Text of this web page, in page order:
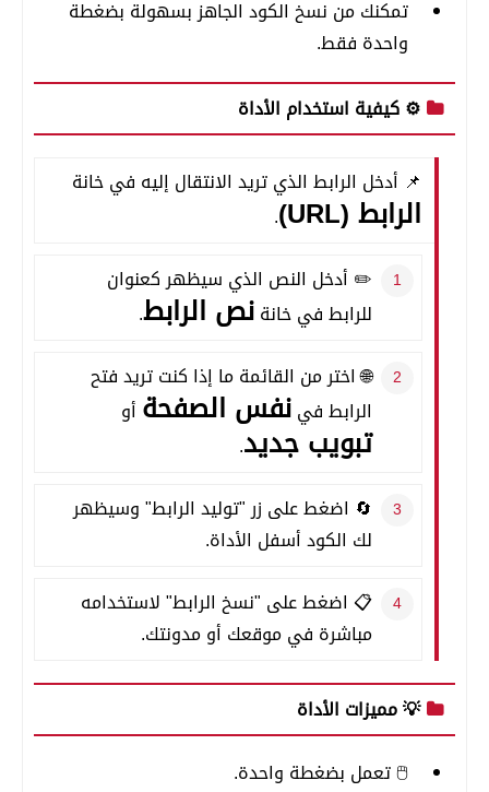
تمكنك من نسخ الكود الجاهز بسهولة بضغطة
واحدة فقط.
⚙️ كيفية استخدام الأداة
📌 أدخل الرابط الذي تريد الانتقال إليه في خانة
الرابط (URL)
.
✏️ أدخل النص الذي سيظهر كعنوان
للرابط في خانةنص الرابط.
🌐 اختر من القائمة ما إذا كنت تريد فتح
الرابط فينفس الصفحة أو
تبويب جديد.
🔄 اضغط على زر "توليد الرابط" وسيظهر
لك الكود أسفل الأداة.
📋 اضغط على "نسخ الرابط" لاستخدامه
مباشرة في موقعك أو مدونتك.
💡 مميزات الأداة
🖱️ تعمل بضغطة واحدة.